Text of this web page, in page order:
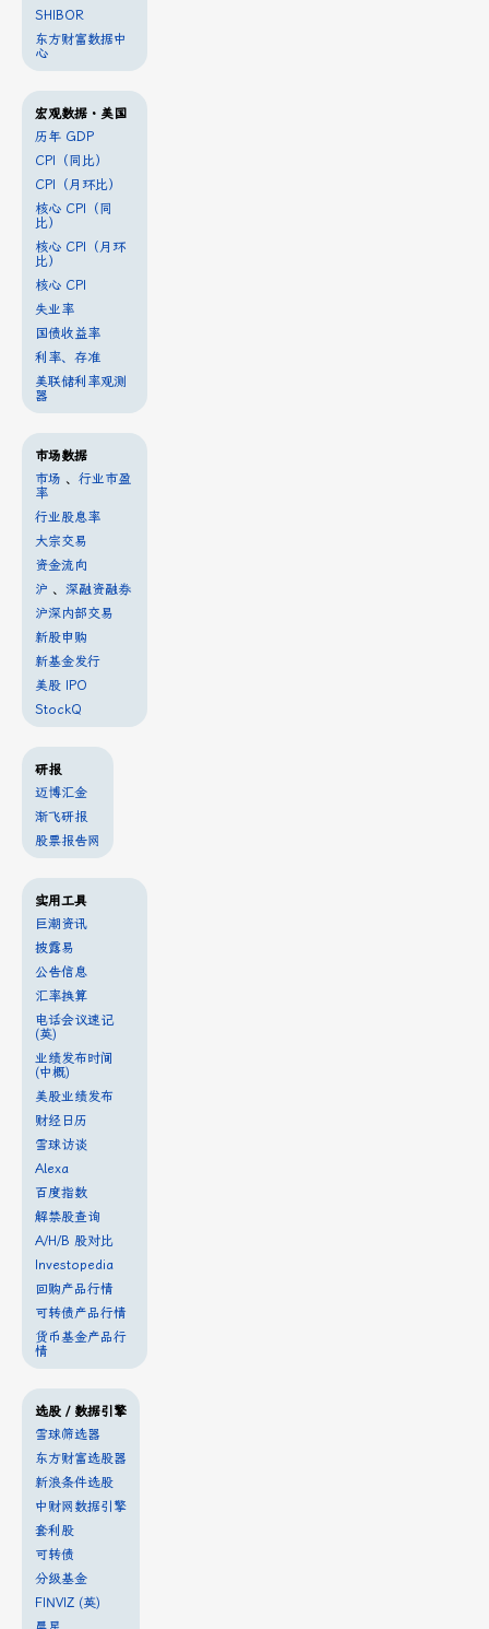
SHIBOR
东方财富数据中
心
宏观数据・美国
历年 GDP
CPI（同比）
CPI（月环比）
核心 CPI（同
比）
核心 CPI（月环
比）
核心 CPI
失业率
国债收益率
利率、存准
美联储利率观测
器
市场数据
市场 、 行业市盈
率
行业股息率
大宗交易
资金流向
沪 、 深融资融券
沪深内部交易
新股申购
新基金发行
美股 IPO
StockQ
研报
迈博汇金
渐飞研报
股票报告网
实用工具
巨潮资讯
披露易
公告信息
汇率换算
电话会议速记
(英)
业绩发布时间
(中概)
美股业绩发布
财经日历
雪球访谈
Alexa
百度指数
解禁股查询
A/H/B 股对比
Investopedia
回购产品行情
可转债产品行情
货币基金产品行
情
选股 / 数据引擎
雪球筛选器
东方财富选股器
新浪条件选股
中财网数据引擎
套利股
可转债
分级基金
FINVIZ (英)